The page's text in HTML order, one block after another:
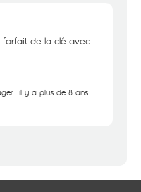
forfait de la clé avec
il y a plus de 8 ans